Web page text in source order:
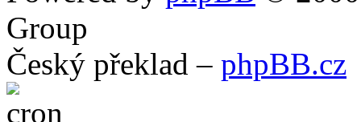
Group
Český překlad – phpBB.cz